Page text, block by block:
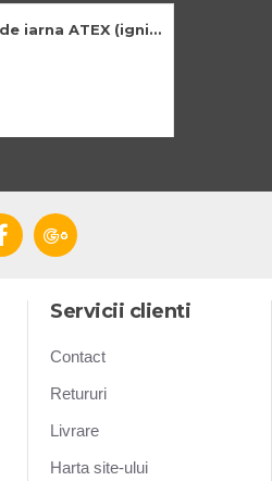
Jacheta de iarna ATEX (ignifuga, antistatica, protectie chimica) Portocalie
Servicii clienti
Contact
Retururi
Livrare
Harta site-ului